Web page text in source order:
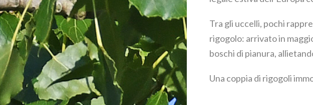
Tra gli uccelli, pochi
rigogolo: arrivato in
boschi di pianura,
Una coppia di rigogoli